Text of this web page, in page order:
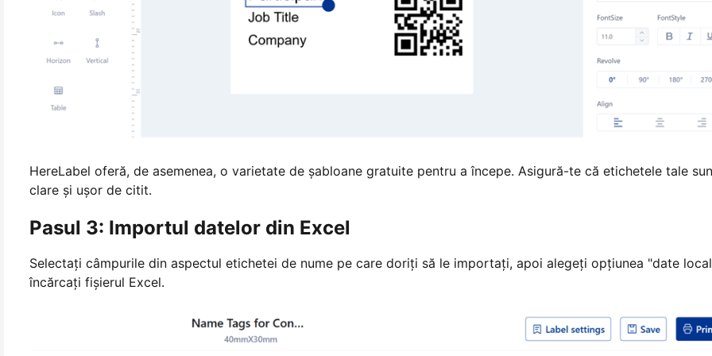
HereLabel oferă, de asemenea, o varietate de șabloane gratuite pentru a începe. Asigură-te că etichetele tale
clare și ușor de citit.
Pasul 3: Importul datelor din Excel
Selectați câmpurile din aspectul etichetei de nume pe care doriți să le importați, apoi alegeți opțiunea "date
încărcați fișierul Excel.